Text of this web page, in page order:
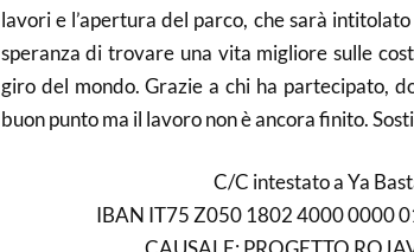
lavori e l’apertura del parco, che sarà
speranza di trovare una vita migliore sulle
giro del mondo. Grazie a chi ha partecipato,
buon punto ma il lavoro non è ancora finito.
C/C intestato a Ya
IBAN IT75 Z050 1802 4000 0000